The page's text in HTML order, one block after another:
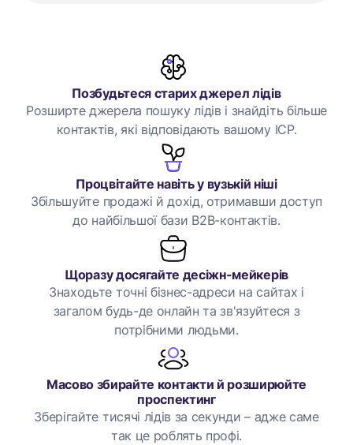
Позбудьтеся старих джерел лідів
Розширте джерела пошуку лідів і знайдіть більше
контактів, які відповідають вашому ICP.
Процвітайте навіть у вузькій ніші
Збільшуйте продажі й дохід, отримавши доступ
до найбільшої бази B2B-контактів.
Щоразу досягайте десіжн-мейкерів
Знаходьте точні бізнес-адреси на сайтах і
загалом будь-де онлайн та зв'язуйтеся з
потрібними людьми.
Масово збирайте контакти й розширюйте
проспектинг
Зберігайте тисячі лідів за секунди – адже саме
так це роблять профі.